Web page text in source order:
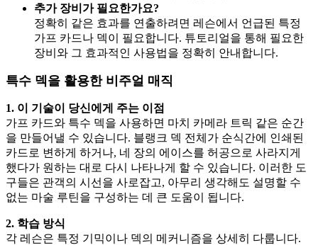
추가 장비가 필요한가요?
정확히 같은 효과를 연출하려면 레슨에서 언급된 특정
가프 카드나 덱이 필요합니다. 튜토리얼을 통해 필요한
장비와 그 효과적인 사용법을 정확히 안내합니다.
특수 덱을 활용한 비주얼 매직
1. 이 기술이 당신에게 주는 이점
가프 카드와 특수 덱을 사용하면 마치 카메라 트릭 같은 순간
을 만들어낼 수 있습니다. 블랭크 덱 전체가 순식간에 인쇄된
카드로 변하게 하거나, 네 장의 에이스를 허공으로 사라지게
했다가 원하는 대로 다시 나타나게 할 수 있습니다. 이러한 도
구들은 관객의 시선을 사로잡고, 아무리 생각해도 설명할 수
없는 마술 루틴을 구성하는 데 큰 도움이 됩니다.
2. 학습 방식
각 레슨은 특정 기믹이나 덱의 메커니즘을 상세히 다룹니다.